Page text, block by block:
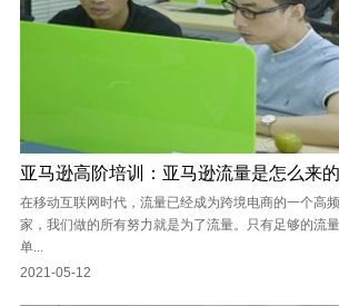
亚马逊高阶培训：亚马逊流量是怎么来
在移动互联网时代，流量已经成为跨境电商的一个高
家，我们做的所有努力就是为了流量。只有足够的流
单...
2021-05-12